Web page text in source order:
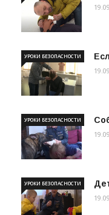
УРОКИ БЕЗОПАСНОСТИ
УРОКИ БЕЗОПАСНОСТИ
УРОКИ БЕЗОПАСНОСТИ